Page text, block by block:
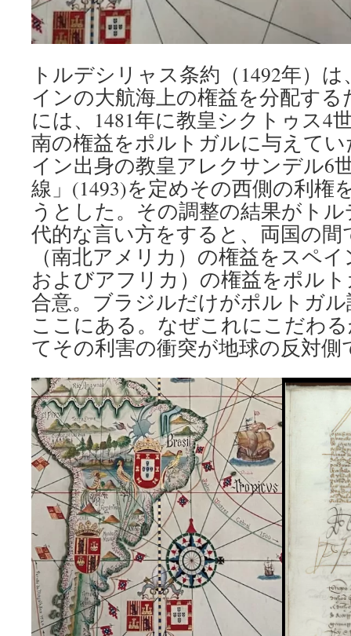
トルデシリャス条約（1492年）
インの大航海上の権益を分配す
には、1481年に教皇シクトゥス4
南の権益をポルトガルに与えて
イン出身の教皇アレクサンデル6
線」(1493)を定めその西側の利権
うとした。その調整の結果がト
代的な言い方をすると、両国の間
（南北アメリカ）の権益をスペ
およびアフリカ）の権益をポル
合意。ブラジルだけがポルトガ
ここにある。なぜこれにこだわ
てその利害の衝突が地球の反対